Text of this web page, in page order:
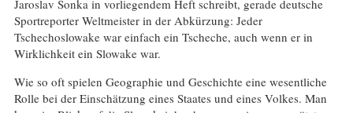
Jaroslav Šonka in vorliegendem Heft schreibt, gerade deutsche
Sportreporter Weltmeister in der Abkürzung: Jeder
Tschechoslowake war einfach ein Tscheche, auch wenn er in
Wirklichkeit ein Slowake war.
Wie so oft spielen Geographie und Geschichte eine wesentliche
Rolle bei der Einschätzung eines Staates und eines Volkes. Man